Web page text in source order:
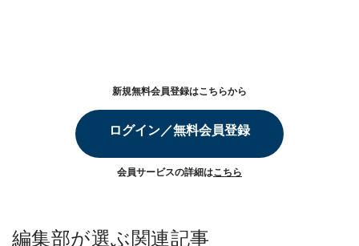
新規無料会員登録はこちらから
ログイン／無料会員登録
会員サービスの詳細はこちら
編集部が選ぶ関連記事